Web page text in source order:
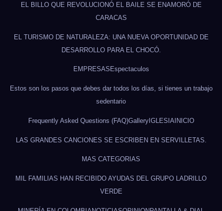
EL BILLO QUE REVOLUCIONÓ EL BAILE SE ENAMORÓ DE
CARACAS
EL TURISMO DE NATURALEZA: UNA NUEVA OPORTUNIDAD DE
DESARROLLO PARA EL CHOCÓ.
EMPRESAS Espectaculos
Estos son los pasos que debes dar todos los días, si tienes un trabajo
sedentario
Frequently Asked Questions (FAQ)GalleryIGLESIA INICIO
LAS GRANDES CANCIONES SE ESCRIBEN EN SERVILLETAS.
MAS CATEGORIAS
MIL FAMILIAS HAN RECIBIDO AYUDAS DEL GRUPO LADRILLO
VERDE